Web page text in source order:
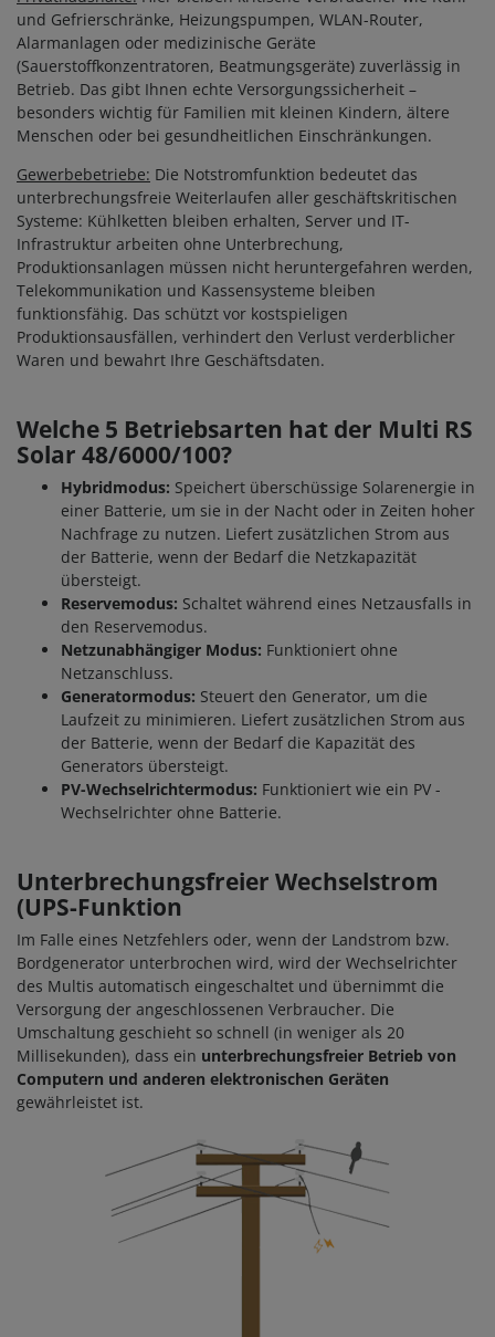
und Gefrierschränke, Heizungspumpen, WLAN-Router,
Alarmanlagen oder medizinische Geräte
(Sauerstoffkonzentratoren, Beatmungsgeräte) zuverlässig in
Betrieb. Das gibt Ihnen echte Versorgungssicherheit –
besonders wichtig für Familien mit kleinen Kindern, ältere
Menschen oder bei gesundheitlichen Einschränkungen.
Gewerbebetriebe: Die Notstromfunktion bedeutet das
unterbrechungsfreie Weiterlaufen aller geschäftskritischen
Systeme: Kühlketten bleiben erhalten, Server und IT-
Infrastruktur arbeiten ohne Unterbrechung,
Produktionsanlagen müssen nicht heruntergefahren werden,
Telekommunikation und Kassensysteme bleiben
funktionsfähig. Das schützt vor kostspieligen
Produktionsausfällen, verhindert den Verlust verderblicher
Waren und bewahrt Ihre Geschäftsdaten.
Welche 5 Betriebsarten hat der Multi RS
Solar 48/6000/100?
Hybridmodus: Speichert überschüssige Solarenergie in
einer Batterie, um sie in der Nacht oder in Zeiten hoher
Nachfrage zu nutzen. Liefert zusätzlichen Strom aus
der Batterie, wenn der Bedarf die Netzkapazität
übersteigt.
Reservemodus: Schaltet während eines Netzausfalls in
den Reservemodus.
Netzunabhängiger Modus: Funktioniert ohne
Netzanschluss.
Generatormodus: Steuert den Generator, um die
Laufzeit zu minimieren. Liefert zusätzlichen Strom aus
der Batterie, wenn der Bedarf die Kapazität des
Generators übersteigt.
PV-Wechselrichtermodus: Funktioniert wie ein PV -
Wechselrichter ohne Batterie.
Unterbrechungsfreier Wechselstrom
(UPS-Funktion
Im Falle eines Netzfehlers oder, wenn der Landstrom bzw.
Bordgenerator unterbrochen wird, wird der Wechselrichter
des Multis automatisch eingeschaltet und übernimmt die
Versorgung der angeschlossenen Verbraucher. Die
Umschaltung geschieht so schnell (in weniger als 20
Millisekunden), dass ein unterbrechungsfreier Betrieb von
Computern und anderen elektronischen Geräten
gewährleistet ist.